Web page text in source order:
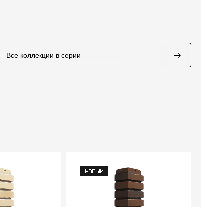
Все коллекции в серии